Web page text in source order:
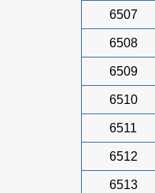
6507
6508
6509
6510
6511
6512
6513